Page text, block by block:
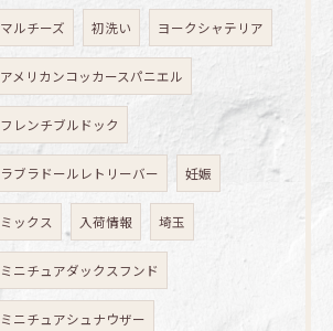
マルチーズ 初洗い ヨークシャテリア
アメリカンコッカースパニエル
フレンチブルドック
ラブラドールレトリーバー 妊娠
ミックス 入荷情報 埼玉
ミニチュアダックスフンド
ミニチュアシュナウザー